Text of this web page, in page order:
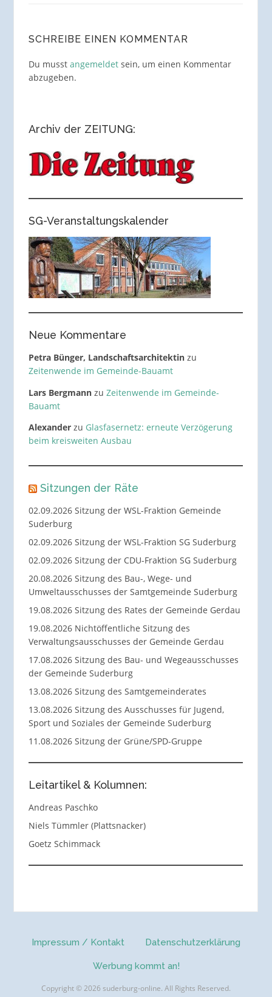
SCHREIBE EINEN KOMMENTAR
Du musst angemeldetsein, um einen Kommentar
abzugeben.
Archiv der ZEITUNG:
SG-Veranstaltungskalender
Neue Kommentare
Petra Bünger, Landschaftsarchitektinzu
Zeitenwende im Gemeinde-Bauamt
Lars Bergmannzu Zeitenwende im Gemeinde-
Bauamt
Alexanderzu Glasfasernetz: erneute Verzögerung
beim kreisweiten Ausbau
Sitzungen der Räte
02.09.2026 Sitzung der WSL-Fraktion Gemeinde
Suderburg
02.09.2026 Sitzung der WSL-Fraktion SG Suderburg
02.09.2026 Sitzung der CDU-Fraktion SG Suderburg
20.08.2026 Sitzung des Bau-, Wege- und
Umweltausschusses der Samtgemeinde Suderburg
19.08.2026 Sitzung des Rates der Gemeinde Gerdau
19.08.2026 Nichtöffentliche Sitzung des
Verwaltungsausschusses der Gemeinde Gerdau
17.08.2026 Sitzung des Bau- und Wegeausschusses
der Gemeinde Suderburg
13.08.2026 Sitzung des Samtgemeinderates
13.08.2026 Sitzung des Ausschusses für Jugend,
Sport und Soziales der Gemeinde Suderburg
11.08.2026 Sitzung der Grüne/SPD-Gruppe
Leitartikel & Kolumnen:
Andreas Paschko
Niels Tümmler (Plattsnacker)
Goetz Schimmack
Impressum / Kontakt Datenschutzerklärung
Werbung kommt an!
Copyright © 2026 suderburg-online. All Rights Reserved.